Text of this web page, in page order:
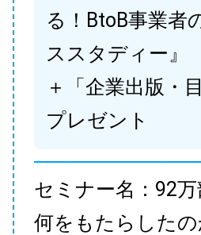
る！BtoB事業者
ススタディー』
＋「企業出版・
プレゼント
セミナー名：92
何をもたらしたの